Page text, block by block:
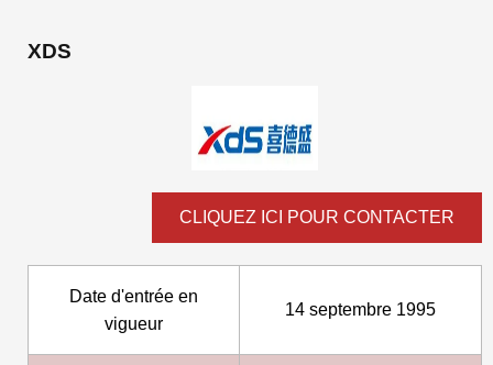
XDS
CLIQUEZ ICI POUR CONTACTER
Date d'entrée en
vigueur
14 septembre 1995